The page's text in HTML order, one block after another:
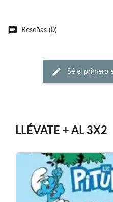
Reseñas (0)
Sé el primero
LLÉVATE + AL 3X2